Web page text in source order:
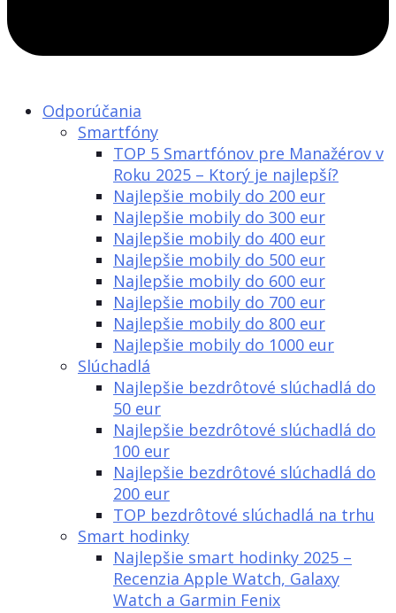
Odporúčania
Smartfóny
TOP 5 Smartfónov pre Manažérov v
Roku 2025 – Ktorý je najlepší?
Najlepšie mobily do 200 eur
Najlepšie mobily do 300 eur
Najlepšie mobily do 400 eur
Najlepšie mobily do 500 eur
Najlepšie mobily do 600 eur
Najlepšie mobily do 700 eur
Najlepšie mobily do 800 eur
Najlepšie mobily do 1000 eur
Slúchadlá
Najlepšie bezdrôtové slúchadlá do
50 eur
Najlepšie bezdrôtové slúchadlá do
100 eur
Najlepšie bezdrôtové slúchadlá do
200 eur
TOP bezdrôtové slúchadlá na trhu
Smart hodinky
Najlepšie smart hodinky 2025 –
Recenzia Apple Watch, Galaxy
Watch a Garmin Fenix